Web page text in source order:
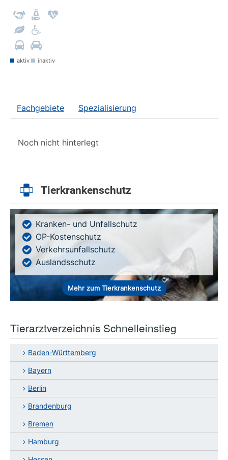
aktiv inaktiv
Fachgebiete Spezialisierung
Noch nicht hinterlegt
Tierkrankenschutz
Kranken- und Unfallschutz
OP-Kostenschutz
Verkehrsunfallschutz
Auslandsschutz
Mehr zum Tierkrankenschutz
Tierarztverzeichnis Schnelleinstieg
Baden-Württemberg
Bayern
Berlin
Brandenburg
Bremen
Hamburg